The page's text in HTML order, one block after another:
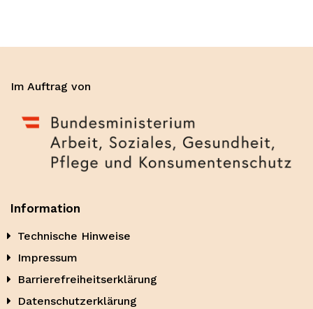
Im Auftrag von
Information
Technische Hinweise
Impressum
Barrierefreiheitserklärung
Datenschutzerklärung